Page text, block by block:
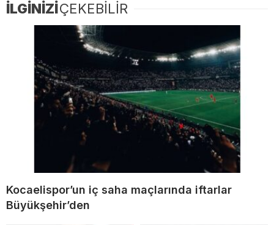
İLGİNİZİÇEKEBİLİR
Kocaelispor’un iç saha maçlarında iftarlar
Büyükşehir’den